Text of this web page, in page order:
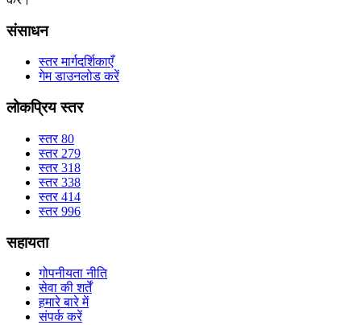
संसाधन
स्तर मार्गदर्शिकाएँ
गेम डाउनलोड करें
लोकप्रिय स्तर
स्तर 80
स्तर 279
स्तर 318
स्तर 338
स्तर 414
स्तर 996
सहायता
गोपनीयता नीति
सेवा की शर्तें
हमारे बारे में
संपर्क करें